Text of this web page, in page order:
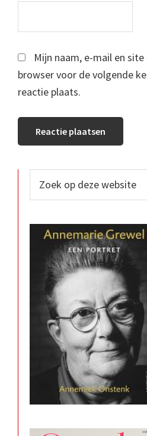
Mijn naam, e-mail en
browser voor de volgende
reactie plaats.
Primaire
Sidebar
op